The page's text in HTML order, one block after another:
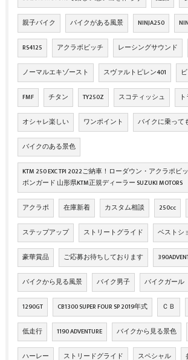
親子バイク バイクがある風景 NINJA250
RS4125 アクラボビッチ レーシングサウンド
ノーマルエキゾースト スヴァルトピレン401
FMF チタン TY250Z スコティッシュ
オシャレ楽しい ワンポイント バイクに乗って
バイクのある景色
KTM 250 EXC TPI 2022ご納車！ローダウン・アクラポビ
ボンガード 山形県KTM正規ディーラー SUZUKI MOTORS
アクラポ 在庫新着 カスタム相談 250cc
ステップアップ ストリートグライド ベストシ
豪華賞品 ご応募お待ちしております
バイクから見る風景 バイク男子 バイクガール
1290GT CB1300 SUPER FOUR SP 2019年式 ＣＢ
低走行 1190 ADVENTURE バイクから見る景色
ハーレー ストリードグライド スペシャル